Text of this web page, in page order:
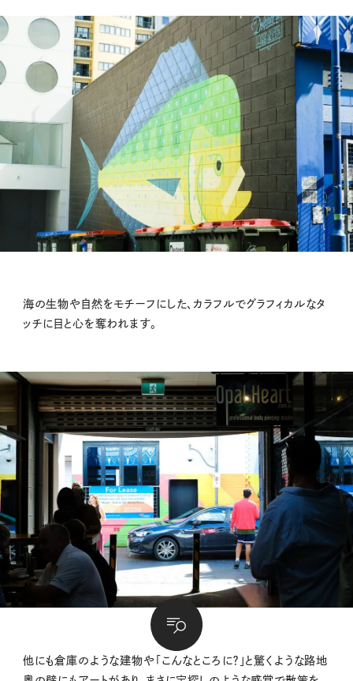
海の生物や自然をモチーフにした、カラフルでグラフィカルなタ
ッチに目と心を奪われます。
他にも倉庫のような建物や「こんなところに？」と驚くような路地